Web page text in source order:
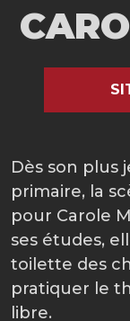
Dès son plus
primaire, la
pour Carole
ses études,
toilette des
pratiquer le
libre.